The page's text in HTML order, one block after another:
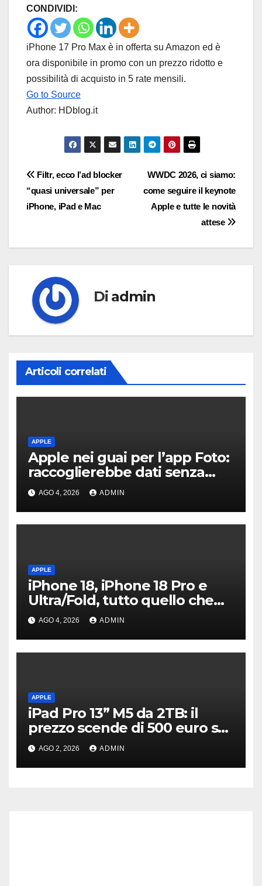
CONDIVIDI:
iPhone 17 Pro Max è in offerta su Amazon ed è
ora disponibile in promo con un prezzo ridotto e
possibilità di acquisto in 5 rate mensili.
Go to Source
Author: HDblog.it
Navigazione
articoli
WWDC 2026, ci siamo:
come seguire il keynote
Apple e tutte le novità
attese
Filtr, ecco l’ad blocker
“quasi universale” per
iPhone, iPad e Mac
Di admin
Articoli correlati
APPLE
Apple nei guai per l’app Foto:
raccoglierebbe dati senza
consenso
AGO 4, 2026 ADMIN
APPLE
iPhone 18, iPhone 18 Pro e
Ultra/Fold, tutto quello che
sappiamo ad oggi
AGO 4, 2026 ADMIN
APPLE
iPad Pro 13” M5 da 2TB: il
prezzo scende di 500 euro su
Amazon
AGO 2, 2026 ADMIN